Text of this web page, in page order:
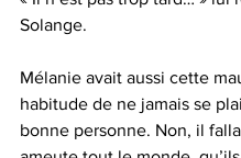
Solange.
Mélanie avait aussi cette
habitude de ne jamais se
bonne personne. Non, il